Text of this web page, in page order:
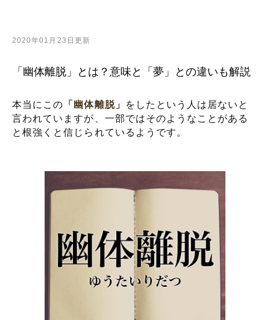
2020年01月23日更新
「幽体離脱」とは？意味と「夢」との違いも解説
本当にこの 「幽体離脱」
をしたという人は居ないと
言われていますが、一部ではそのようなことがある
と根強くと信じられているようです。